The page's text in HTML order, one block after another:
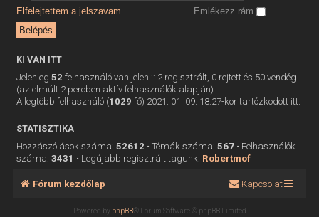
Elfelejtettem a jelszavam Emlékezz rám
KI VAN ITT
Jelenleg 52 felhasználó van jelen :: 2 regisztrált, 0 rejtett és 50 vendég
(az elmúlt 2 percben aktív felhasználók alapján)
A legtöbb felhasználó (1029 fő) 2021. 01. 09. 18:27-kor tartózkodott itt.
STATISZTIKA
Hozzászólások száma: 52612 • Témák száma: 567• Felhasználók
száma: 3431 • Legújabb regisztrált tagunk: Robertmof
Fórum kezdőlap Kapcsolat
Powered by phpBB® Forum Software © phpBB Limited